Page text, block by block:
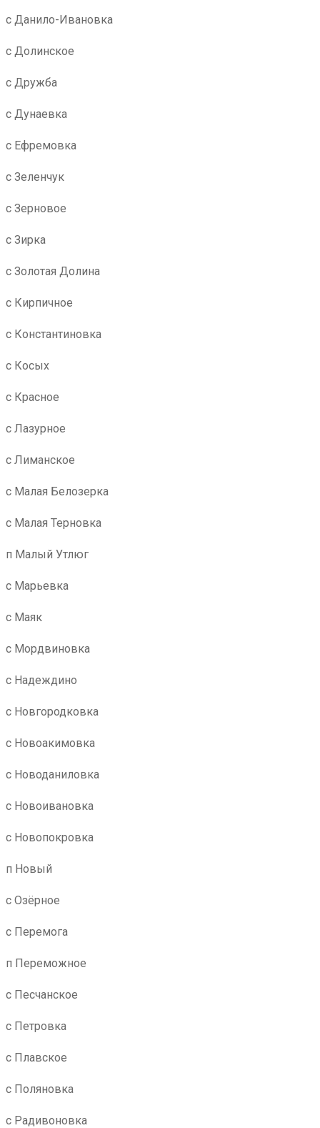
с Данило-Ивановка
с Долинское
с Дружба
с Дунаевка
с Ефремовка
с Зеленчук
с Зерновое
с Зирка
с Золотая Долина
с Кирпичное
с Константиновка
с Косых
с Красное
с Лазурное
с Лиманское
с Малая Белозерка
с Малая Терновка
п Малый Утлюг
с Марьевка
с Маяк
с Мордвиновка
с Надеждино
с Новгородковка
с Новоакимовка
с Новоданиловка
с Новоивановка
с Новопокровка
п Новый
с Озёрное
с Перемога
п Переможное
с Песчанское
с Петровка
с Плавское
с Поляновка
с Радивоновка